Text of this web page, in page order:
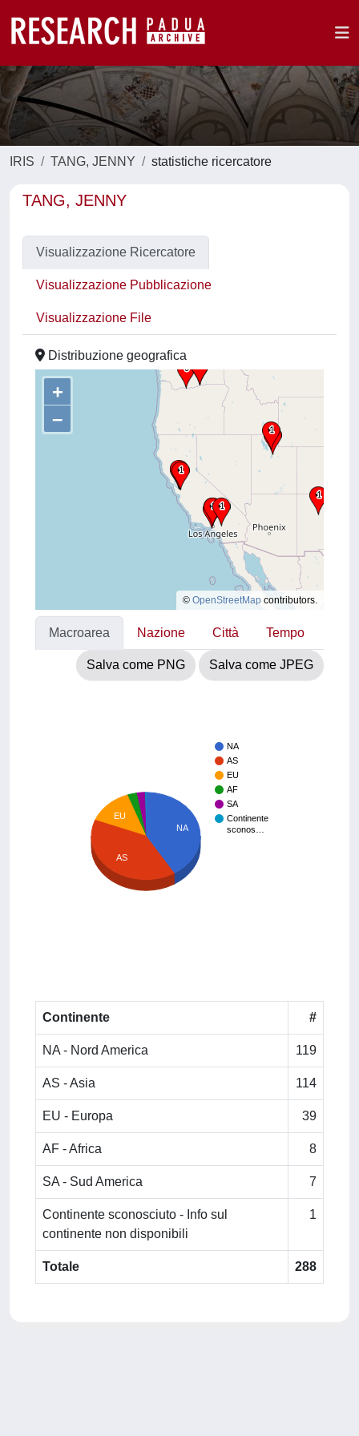
IRIS TANG, JENNY statistiche ricercatore
TANG, JENNY
Visualizzazione Ricercatore
Visualizzazione Pubblicazione
Visualizzazione File
Distribuzione geografica
+
–
© OpenStreetMap contributors.
Macroarea Nazione Città Tempo
Salva come PNG Salva come JPEG
NA
AS
EU
AF
SA
Continente
sconos…
NA
EU
AS
Continente #
NA - Nord America 119
AS - Asia 114
EU - Europa 39
AF - Africa 8
SA - Sud America 7
Continente sconosciuto - Info sul
continente non disponibili
1
Totale 288